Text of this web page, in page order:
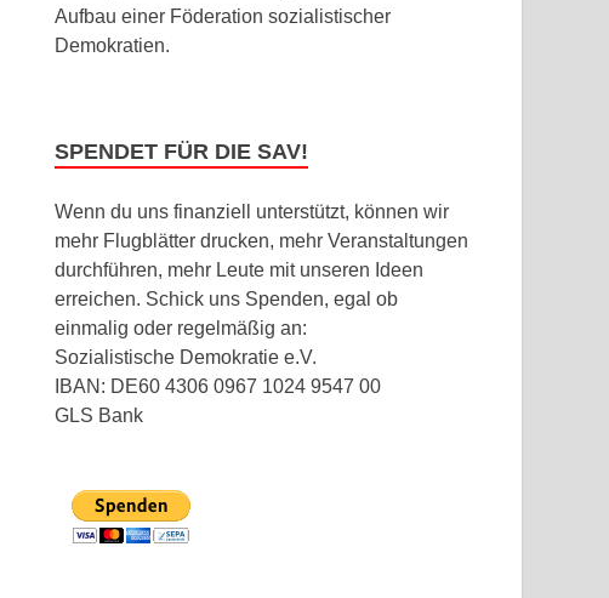
Aufbau einer Föderation sozialistischer
Demokratien.
SPENDET FÜR DIE SAV!
Wenn du uns finanziell unterstützt, können wir
mehr Flugblätter drucken, mehr Veranstaltungen
durchführen, mehr Leute mit unseren Ideen
erreichen. Schick uns Spenden, egal ob
einmalig oder regelmäßig an:
Sozialistische Demokratie e.V.
IBAN: DE60 4306 0967 1024 9547 00
GLS Bank